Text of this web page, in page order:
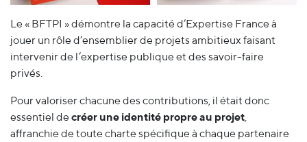
Le « BFTPI » démontre la capacité d’Expertise France à
jouer un rôle d’ensemblier de projets ambitieux faisant
intervenir de l’expertise publique et des savoir-faire
privés.
Pour valoriser chacune des contributions, il était donc
essentiel de créer une identité propre au projet
affranchie de toute charte spécifique à chaque partenaire